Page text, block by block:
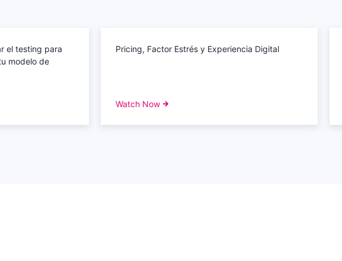
el testing para
modelo de
Pricing, Factor Estrés y Experiencia Digital
Watch Now